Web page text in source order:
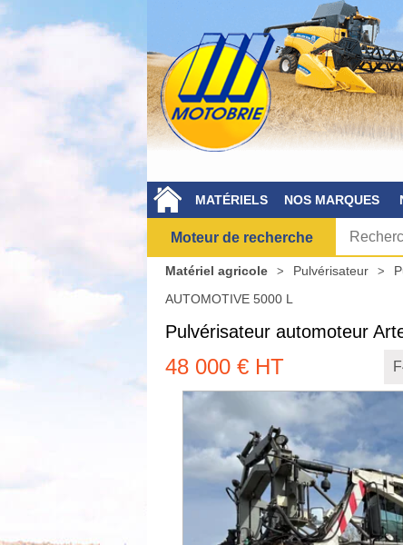
MATÉRIELS NOS MARQUES
Moteur de recherche
Matériel agricole Pulvérisateur
AUTOMOTIVE 5000 L
Pulvérisateur automoteur
48 000 € HT